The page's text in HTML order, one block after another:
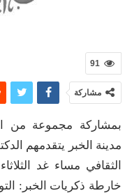
91
مشاركة
بمشاركة مجموعة من
مدينة الخبر يتقدمهم
الثقافي مساء غد
خارطة ذكريات الخبر: